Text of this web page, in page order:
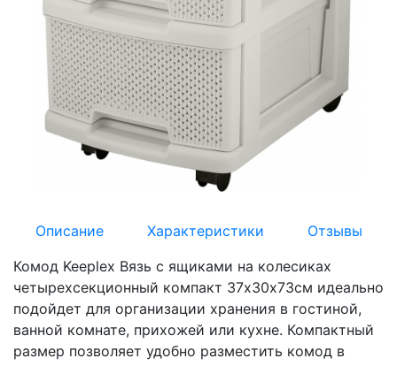
Описание Характеристики
Отзывы
Комод Keeplex Вязь с ящиками на колесиках
четырехсекционный компакт 37х30х73см идеально
подойдет для организации хранения в гостиной,
ванной комнате, прихожей или кухне. Компактный
размер позволяет удобно разместить комод в